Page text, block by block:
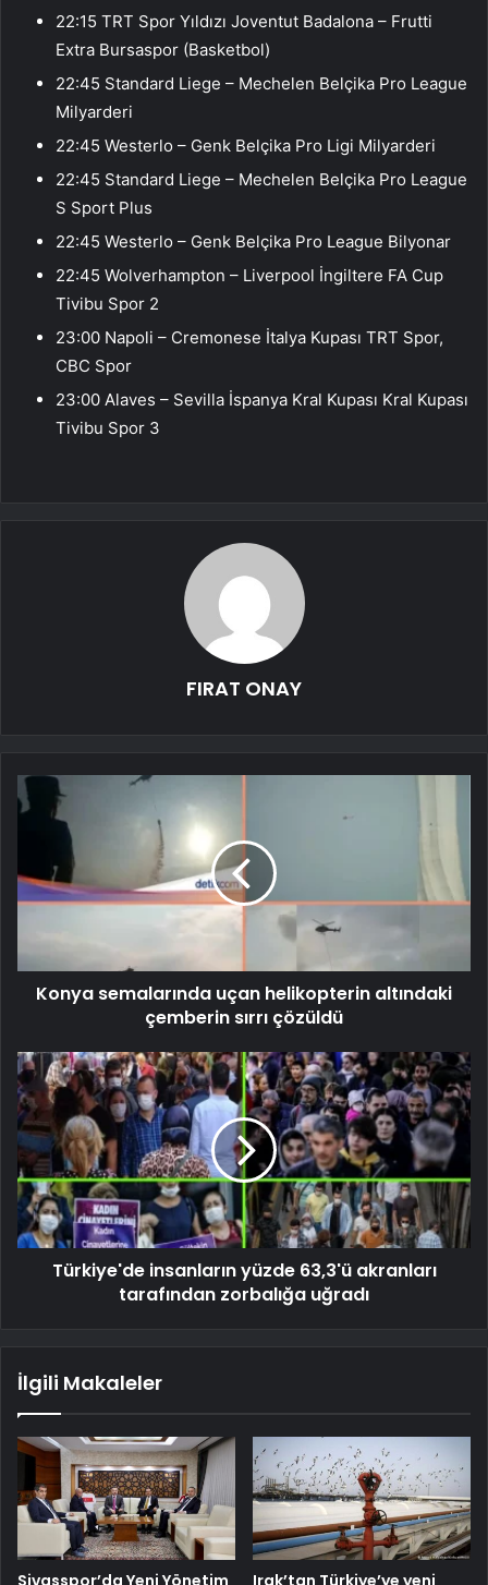
22:15 TRT Spor Yıldızı Joventut Badalona – Frutti
Extra Bursaspor (Basketbol)
22:45 Standard Liege – Mechelen Belçika Pro League
Milyarderi
22:45 Westerlo – Genk Belçika Pro Ligi Milyarderi
22:45 Standard Liege – Mechelen Belçika Pro League
S Sport Plus
22:45 Westerlo – Genk Belçika Pro League Bilyonar
22:45 Wolverhampton – Liverpool İngiltere FA Cup
Tivibu Spor 2
23:00 Napoli – Cremonese İtalya Kupası TRT Spor,
CBC Spor
23:00 Alaves – Sevilla İspanya Kral Kupası Kral Kupası
Tivibu Spor 3
FIRAT ONAY
Konya semalarında uçan helikopterin altındaki
çemberin sırrı çözüldü
Türkiye'de insanların yüzde 63,3'ü akranları
tarafından zorbalığa uğradı
İlgili Makaleler
Sivasspor’da Yeni Yönetim Irak’tan Türkiye’ye yeni